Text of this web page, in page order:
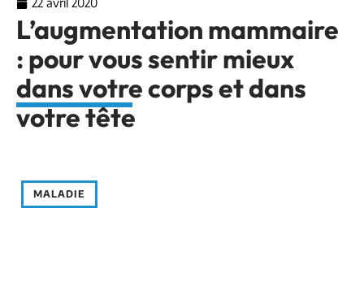
L’augmentation mammaire
: pour vous sentir mieux
dans votre corps et dans
votre tête
MALADIE